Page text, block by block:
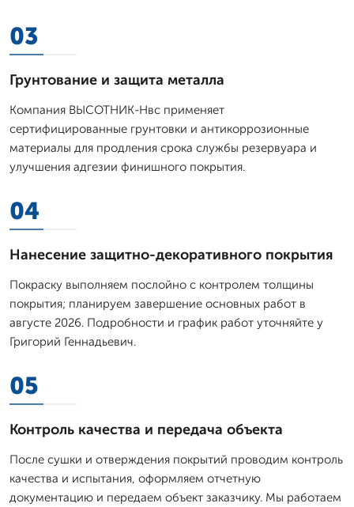
03
Грунтование и защита металла
Компания ВЫСОТНИК-Нвс применяет
сертифицированные грунтовки и антикоррозионные
материалы для продления срока службы резервуара и
улучшения адгезии финишного покрытия.
04
Нанесение защитно-декоративного покрытия
Покраску выполняем послойно с контролем толщины
покрытия; планируем завершение основных работ в
августе 2026. Подробности и график работ уточняйте у
Григорий Геннадьевич.
05
Контроль качества и передача объекта
После сушки и отверждения покрытий проводим контроль
качества и испытания, оформляем отчетную
документацию и передаем объект заказчику. Мы работаем